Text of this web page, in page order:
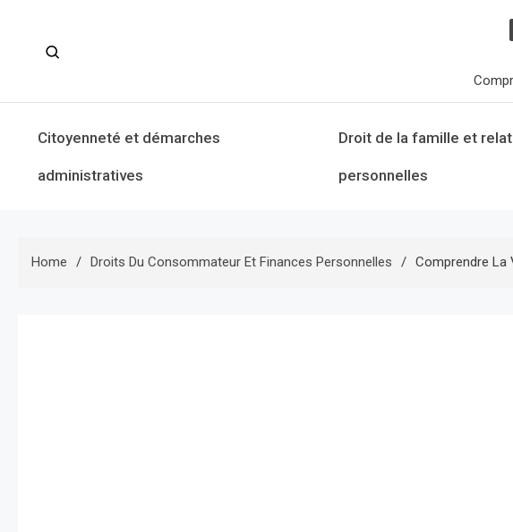
Citoyenneté et démarches
administratives
Droit de la famille et
personnelles
Home Droits Du Consommateur Et Finances Personnelles Comprendre La